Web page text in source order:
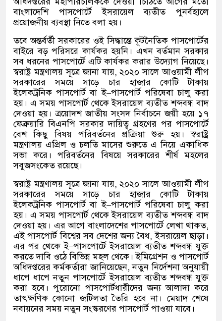
বাংলাদেশি পাসপোর্টে ইসরায়েল ব্যতীত পুনর্বহালে
প্রয়োজনীয় ব্যবস্থা নিতে বলা হয়।
তবে অন্তর্বর্তী সরকারের ওই সিদ্ধান্তে কূটনৈতিক পাসপোর্টের
বাইরে বড় পরিসরে কার্যকর হয়নি। এখন বর্তমান সরকার
সব ধরনের পাসপোর্টে এটি কার্যকর করার উদ্যোগ নিয়েছে।
স্বরাষ্ট্র মন্ত্রণালয় সূত্রে জানা যায়,২০২০ সালে আওয়ামী লীগ
সরকারের সময়ে সাড়ে চার হাজার কোটি টাকায়
ইলেকট্রনিক পাসপোর্ট বা ই–পাসপোর্ট পরিষেবা চালু করা
হয়। এ সময় পাসপোর্ট থেকে ইসরায়েল ব্যতীত শব্দবন্ধ বাদ
দেওয়া হয়। ত্রয়োদশ জাতীয় সংসদ নির্বাচনে জয়ী হয়ে ১৭
ফেব্রুয়ারি বিএনপি সরকার দায়িত্ব গ্রহণের পর পাসপোর্টে
বেশ কিছু বিষয় পরিবর্তনের প্রক্রিয়া শুরু হয়। স্বরাষ্ট্র
মন্ত্রণালয় এপ্রিল ও চলতি মাসের শুরুতে এ নিয়ে একাধিক
সভা করে। পরিবর্তনের বিষয়ে সরকারের শীর্ষ মহলের
সবুজসংকেত রয়েছে।
স্বরাষ্ট্র মন্ত্রণালয় সূত্রে জানা যায়,২০২০ সালে আওয়ামী লীগ
সরকারের সময়ে সাড়ে চার হাজার কোটি টাকায়
ইলেকট্রনিক পাসপোর্ট বা ই–পাসপোর্ট পরিষেবা চালু করা
হয়। এ সময় পাসপোর্ট থেকে ইসরায়েল ব্যতীত শব্দবন্ধ বাদ
দেওয়া হয়। এর আগে বাংলাদেশের পাসপোর্টে লেখা থাকত,
এই পাসপোর্ট বিশ্বের সব দেশের জন্য বৈধ,ইসরায়েল ছাড়া।
এর পর থেকে ই–পাসপোর্টে ইসরায়েল ব্যতীত শব্দবন্ধ যুক্ত
করতে দাবি ওঠে বিভিন্ন মহল থেকে। ইমিগ্রেশন ও পাসপোর্ট
অধিদপ্তরের কর্মকর্তারা জানিয়েছেন,নতুন নির্দেশনা অনুযায়ী
ধাপে ধাপে নতুন পাসপোর্টে ইসরায়েল ব্যতীত শব্দবন্ধ যুক্ত
করা হবে। পুরোনো পাসপোর্টধারীদের জন্য আলাদা করে
তাৎক্ষণিক কোনো জটিলতা তৈরি হবে না। মেয়াদ শেষে
নবায়নের সময় নতুন সংস্করণের পাসপোর্ট পাওয়া যাবে।